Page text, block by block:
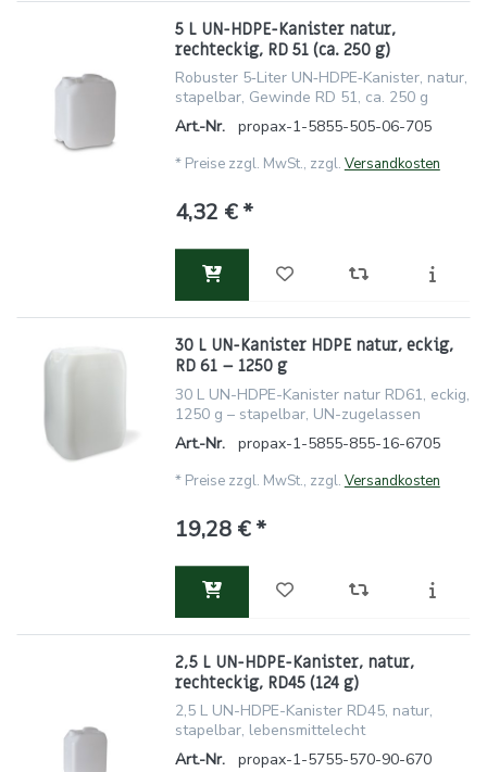
5 L UN-HDPE-Kanister natur,
rechteckig, RD 51 (ca. 250 g)
Robuster 5‑Liter UN‑HDPE‑Kanister, natur,
stapelbar, Gewinde RD 51, ca. 250 g
Art.-Nr.
propax-1-5855-505-06-705
* Preise zzgl. MwSt., zzgl. Versandkosten
4,32 € *
30 L UN-Kanister HDPE natur, eckig,
RD 61 – 1250 g
30 L UN-HDPE-Kanister natur RD61, eckig,
1250 g – stapelbar, UN-zugelassen
Art.-Nr.
propax-1-5855-855-16-6705
* Preise zzgl. MwSt., zzgl. Versandkosten
19,28 € *
2,5 L UN-HDPE-Kanister, natur,
rechteckig, RD45 (124 g)
2,5 L UN-HDPE-Kanister RD45, natur,
stapelbar, lebensmittelecht
Art.-Nr.
propax-1-5755-570-90-670